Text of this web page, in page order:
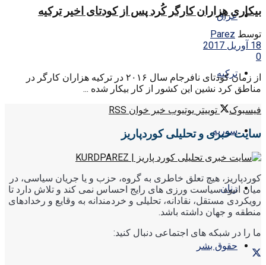
عراق
ترکیه
سوریه
زنان
حقوق بشر
بیکاری هزاران کارگر کُرد پس از کودتای اخیر ترکیه
توسط Parez
18 آوریل 2017
0
از زمان کودتای نافرجام سال ۲۰۱۶ در ترکیه هزاران کارگر در
مناطق کرد نشین این کشور از کار بیکار شده ...
فیسبوک
توییتر یوتیوب خبر خوان RSS
سایت خبری و تحلیلی کوردپاریز
کوردپاریز، هیچ تعلق خاطری به گروه، حزب و یا جریان سیاسی، در
میان انبوه سیاست ورزی های رایج احساس نمی کند و تلاش دارد تا
رویکردی مستقل، نقادانه، تحلیلی و خردمندانه به وقایع و رخدادهای
منطقه و جهان داشته باشد.
ما را در شبکه های اجتماعی دنبال کنید: